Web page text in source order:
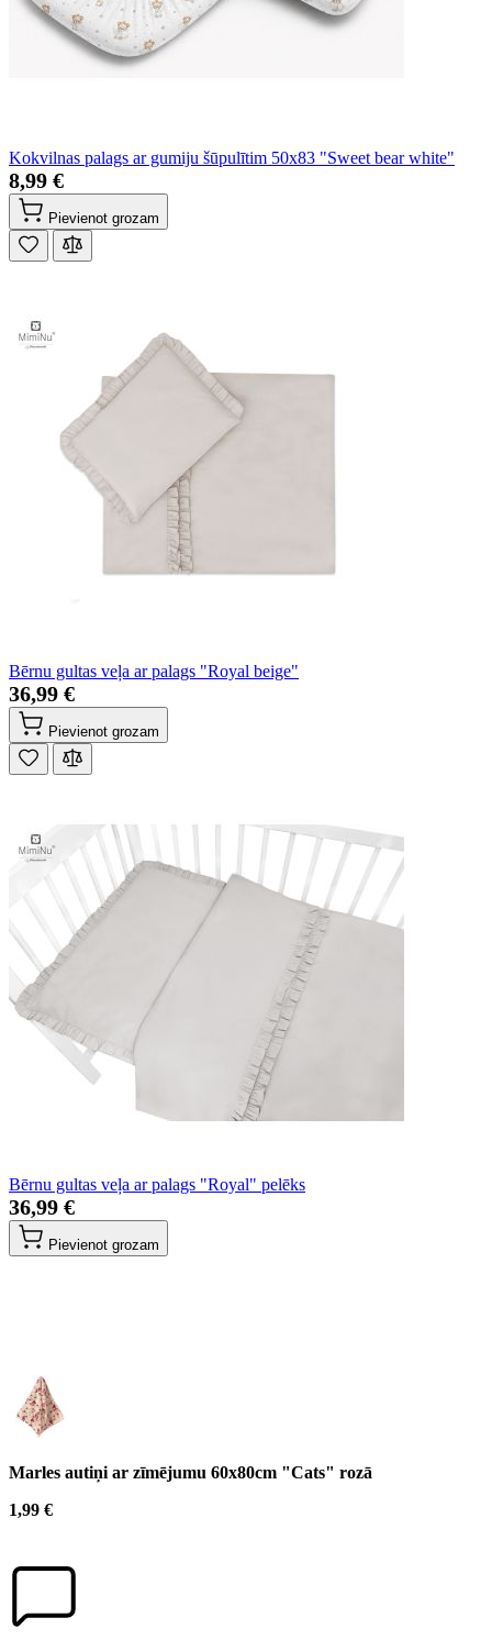
Kokvilnas palags ar gumiju šūpulītim 50x83 "Sweet bear white"
8,99 €
Pievienot grozam
Bērnu gultas veļa ar palags "Royal beige"
36,99 €
Pievienot grozam
Bērnu gultas veļa ar palags "Royal" pelēks
36,99 €
Pievienot grozam
Marles autiņi ar zīmējumu 60x80cm "Cats" rozā
1,99 €